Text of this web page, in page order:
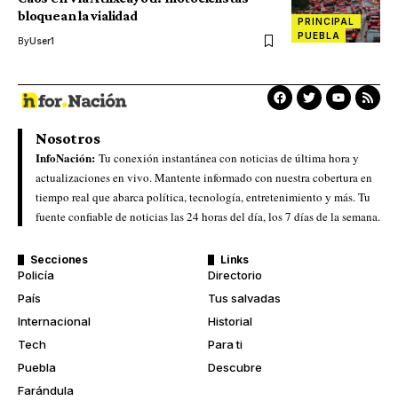
PRINCIPAL
PUEBLA
bloquean la vialidad
ByUser1
Nosotros
InfoNación: Tu conexión instantánea con noticias de última hora y
actualizaciones en vivo. Mantente informado con nuestra cobertura en
tiempo real que abarca política, tecnología, entretenimiento y más. Tu
fuente confiable de noticias las 24 horas del día, los 7 días de la semana.
Secciones
Policía
País
Internacional
Tech
Puebla
Farándula
Links
Directorio
Tus salvadas
Historial
Para ti
Descubre